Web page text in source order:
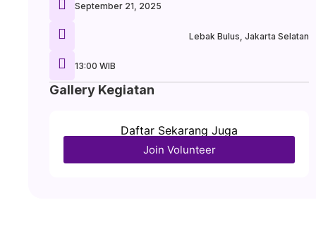
September 21, 2025
Lebak Bulus, Jakarta Selatan
13:00 WIB
Gallery Kegiatan
Daftar Sekarang Juga
Join Volunteer